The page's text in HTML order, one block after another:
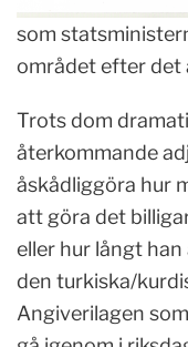
som
området efter det
Trots dom
återkommande
åskådliggöra hur
att göra det
eller hur långt
den turkiska/
Angiverilagen